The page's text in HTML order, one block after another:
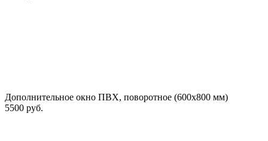
Дополнительное окно ПВХ, поворотное (600х800 мм)
5500 руб.